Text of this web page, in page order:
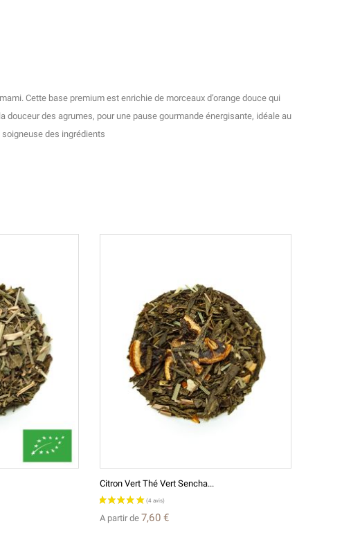
Cette base premium est enrichie de morceaux d’orange douce qui
des agrumes, pour une pause gourmande énergisante, idéale au
des ingrédients
Citron Vert Thé Vert Sencha...
A partir de 7,60 €